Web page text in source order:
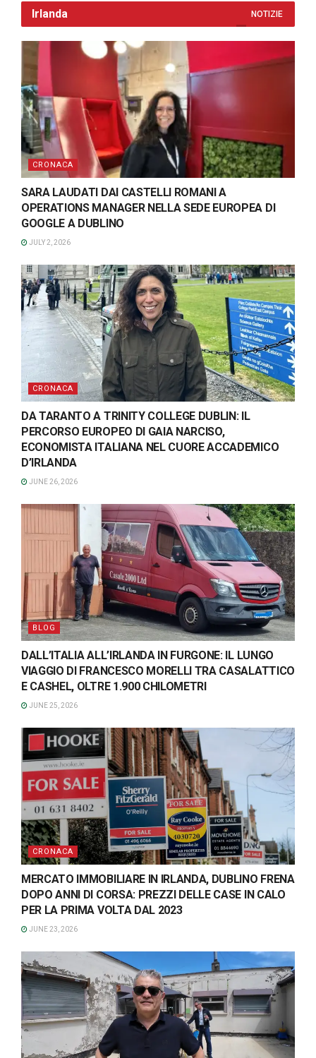
Irlanda NOTIZIE
CRONACA
SARA LAUDATI DAI CASTELLI ROMANI A
OPERATIONS MANAGER NELLA SEDE EUROPEA DI
GOOGLE A DUBLINO
JULY 2, 2026
CRONACA
DA TARANTO A TRINITY COLLEGE DUBLIN: IL
PERCORSO EUROPEO DI GAIA NARCISO,
ECONOMISTA ITALIANA NEL CUORE ACCADEMICO
D’IRLANDA
JUNE 26, 2026
BLOG
DALL’ITALIA ALL’IRLANDA IN FURGONE: IL LUNGO
VIAGGIO DI FRANCESCO MORELLI TRA CASALATTICO
E CASHEL, OLTRE 1.900 CHILOMETRI
JUNE 25, 2026
CRONACA
MERCATO IMMOBILIARE IN IRLANDA, DUBLINO FRENA
DOPO ANNI DI CORSA: PREZZI DELLE CASE IN CALO
PER LA PRIMA VOLTA DAL 2023
JUNE 23, 2026